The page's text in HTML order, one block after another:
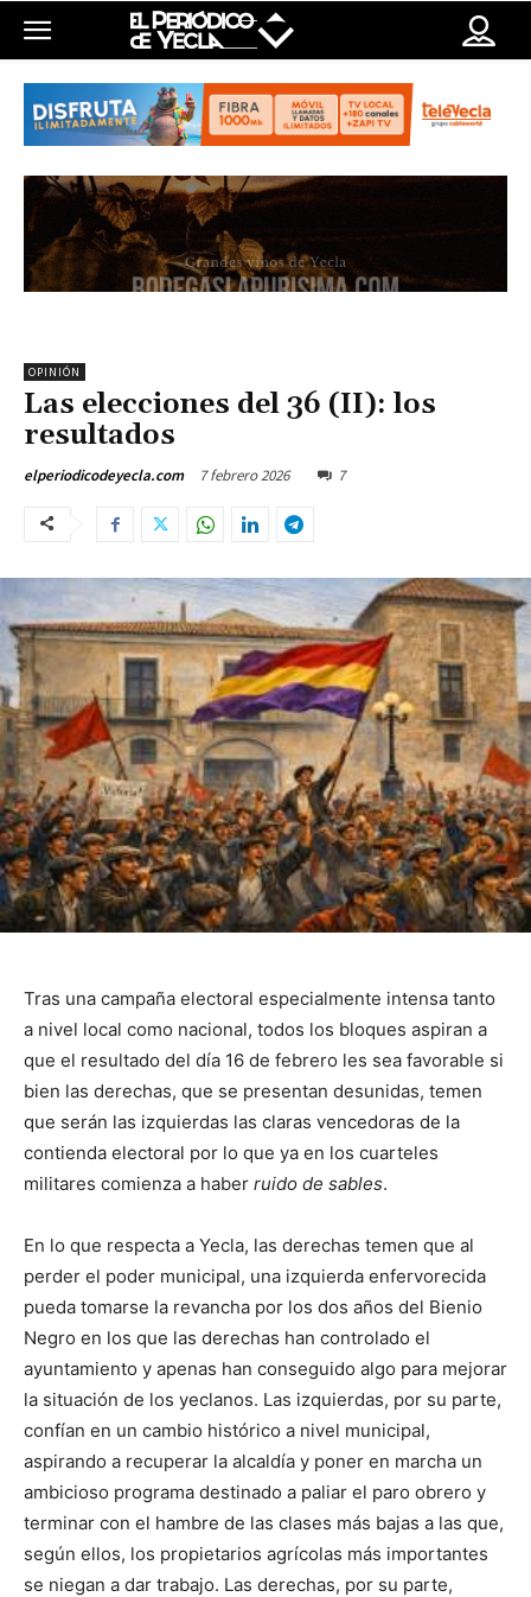
OPINIÓN
Las elecciones del 36 (II): los
resultados
elperiodicodeyecla.com 7 febrero 2026 7
Tras una campaña electoral especialmente intensa tanto
a nivel local como nacional, todos los bloques aspiran a
que el resultado del día 16 de febrero les sea favorable si
bien las derechas, que se presentan desunidas, temen
que serán las izquierdas las claras vencedoras de la
contienda electoral por lo que ya en los cuarteles
militares comienza a haber ruido de sables.
En lo que respecta a Yecla, las derechas temen que al
perder el poder municipal, una izquierda enfervorecida
pueda tomarse la revancha por los dos años del Bienio
Negro en los que las derechas han controlado el
ayuntamiento y apenas han conseguido algo para mejorar
la situación de los yeclanos. Las izquierdas, por su parte,
confían en un cambio histórico a nivel municipal,
aspirando a recuperar la alcaldía y poner en marcha un
ambicioso programa destinado a paliar el paro obrero y
terminar con el hambre de las clases más bajas a las que,
según ellos, los propietarios agrícolas más importantes
se niegan a dar trabajo. Las derechas, por su parte,